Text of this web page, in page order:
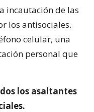
incautación de las
los antisociales.
celular, una
personal que
los asaltantes